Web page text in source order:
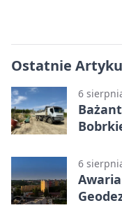
Ostatnie
6
6